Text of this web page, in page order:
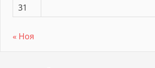
31
« Ноя